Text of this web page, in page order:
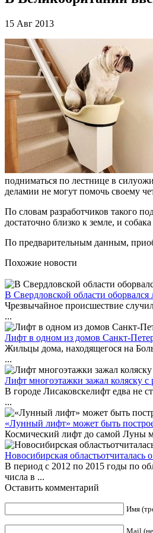
15 Авг 2013
подниматься по лестнице в
деламии не могут помочь своему
По словам разработчиков такого
достаточно близко к земле, и
По предварительным данным,
Похожие новости
В Свердловской области оборвался
Чрезвычайное происшествие
...
Лифт в одном из домов Санкт-
Жильцы дома, находящегося на
...
Лифт многоэтажки зажал коляску с
В городе Лисаковскелифт едва не
...
«Лунный лифт» может быть
Космический лифт до самой Луны
Новосибирская областьотчиталась
В период с 2012 по 2015 годы по
числа в ...
Оставить комментарий
Имя
Mail (не